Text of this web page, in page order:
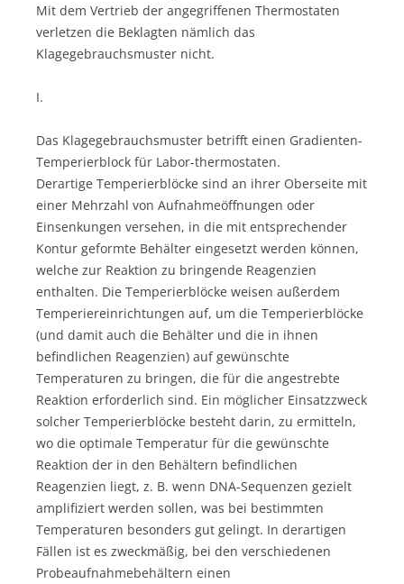
Mit dem Vertrieb der angegriffenen Thermostaten
verletzen die Beklagten nämlich das
Klagegebrauchsmuster nicht.
I.
Das Klagegebrauchsmuster betrifft einen Gradienten-
Temperierblock für Labor-thermostaten.
Derartige Temperierblöcke sind an ihrer Oberseite mit
einer Mehrzahl von Aufnahmeöffnungen oder
Einsenkungen versehen, in die mit entsprechender
Kontur geformte Behälter eingesetzt werden können,
welche zur Reaktion zu bringende Reagenzien
enthalten. Die Temperierblöcke weisen außerdem
Temperiereinrichtungen auf, um die Temperierblöcke
(und damit auch die Behälter und die in ihnen
befindlichen Reagenzien) auf gewünschte
Temperaturen zu bringen, die für die angestrebte
Reaktion erforderlich sind. Ein möglicher Einsatzzweck
solcher Temperierblöcke besteht darin, zu ermitteln,
wo die optimale Temperatur für die gewünschte
Reaktion der in den Behältern befindlichen
Reagenzien liegt, z. B. wenn DNA-Sequenzen gezielt
amplifiziert werden sollen, was bei bestimmten
Temperaturen besonders gut gelingt. In derartigen
Fällen ist es zweckmäßig, bei den verschiedenen
Probeaufnahmebehältern einen